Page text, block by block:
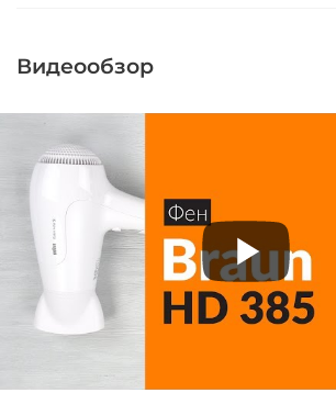
Видеообзор